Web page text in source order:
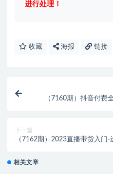
进行处理！
收藏 海报 链接
（7160期）抖音付费
下一篇
（7162期）2023直播带货入门-
相关文章